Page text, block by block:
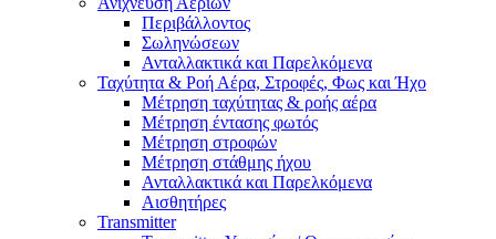
Περιβάλλοντος
Σωληνώσεων
Ανταλλακτικά και Παρελκόμενα
Ταχύτητα & Ροή Αέρα, Στροφές, Φως και Ήχο
Μέτρηση ταχύτητας & ροής αέρα
Μέτρηση έντασης φωτός
Μέτρηση στροφών
Μέτρηση στάθμης ήχου
Ανταλλακτικά και Παρελκόμενα
Αισθητήρες
Transmitter